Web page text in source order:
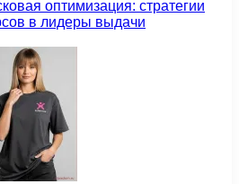
оптимизация: стратегии
в лидеры выдачи